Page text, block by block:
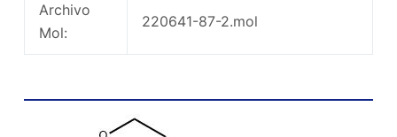
Archivo
Mol:
220641-87-2.mol